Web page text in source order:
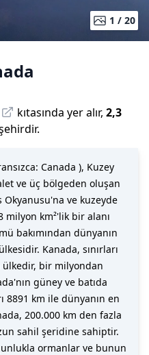
1 / 20
kıtasında yer alır, 2,3
.
Canada ), Kuzey
ve üç bölgeden oluşan
ve kuzeyde
milyon km²'lik bir alanı
bakımından dünyanın
Kanada, sınırları
bir milyondan
güney ve batıda
8891 km ile dünyanın en
200.000 km den fazla
sahil şeridine sahiptir.
ormanlar ve bunun